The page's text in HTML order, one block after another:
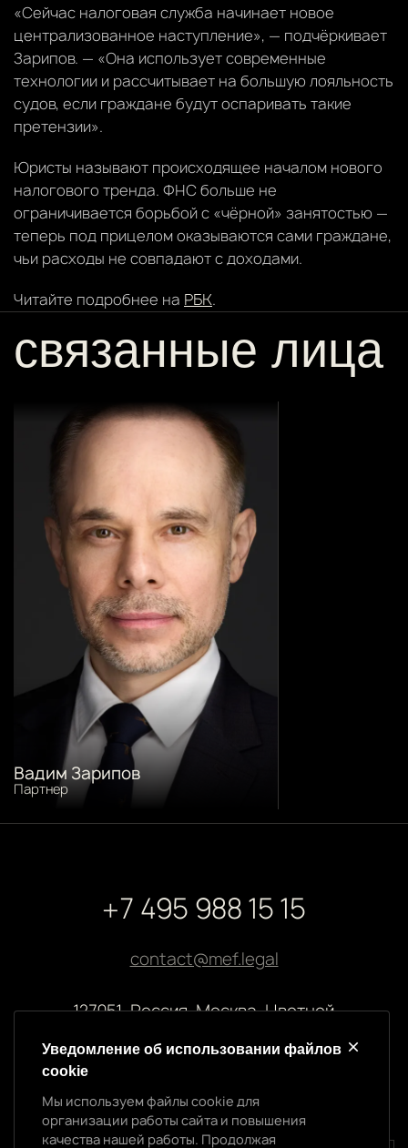
«Сейчас налоговая служба начинает новое
централизованное наступление», — подчёркивает
Зарипов. — «Она использует современные
технологии и рассчитывает на большую лояльность
судов, если граждане будут оспаривать такие
претензии».
Юристы называют происходящее началом нового
налогового тренда. ФНС больше не
ограничивается борьбой с «чёрной» занятостью —
теперь под прицелом оказываются сами граждане,
чьи расходы не совпадают с доходами.
Читайте подробнее на РБК.
связанные лица
Вадим Зарипов
Партнер
+7 495 988 15 15
contact@mef.legal
127051, Россия, Москва, Цветной
Реквизиты компании
ООО “МЭФ ЛИГАЛ”
ИНН 7704874992
Уведомление об использовании файлов
cookie
Мы используем файлы cookie для
организации работы сайта и повышения
качества нашей работы. Продолжая